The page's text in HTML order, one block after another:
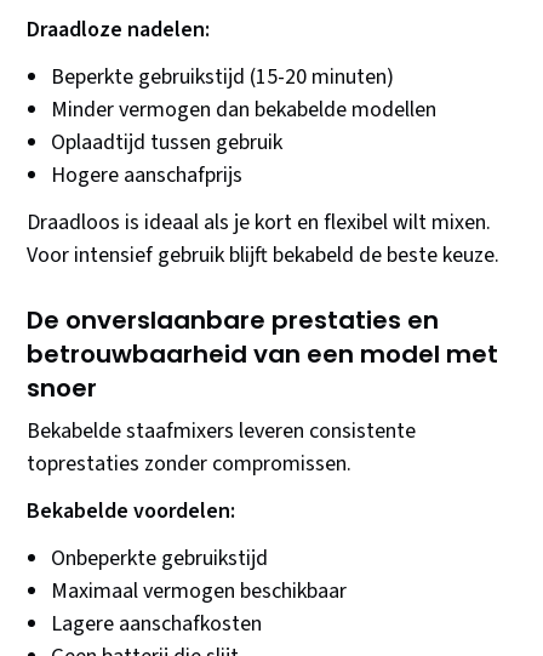
Draadloze nadelen:
Beperkte gebruikstijd (15-20 minuten)
Minder vermogen dan bekabelde modellen
Oplaadtijd tussen gebruik
Hogere aanschafprijs
Draadloos is ideaal als je kort en flexibel wilt mixen.
Voor intensief gebruik blijft bekabeld de beste keuze.
De onverslaanbare prestaties en
betrouwbaarheid van een model met
snoer
Bekabelde staafmixers leveren consistente
toprestaties zonder compromissen.
Bekabelde voordelen:
Onbeperkte gebruikstijd
Maximaal vermogen beschikbaar
Lagere aanschafkosten